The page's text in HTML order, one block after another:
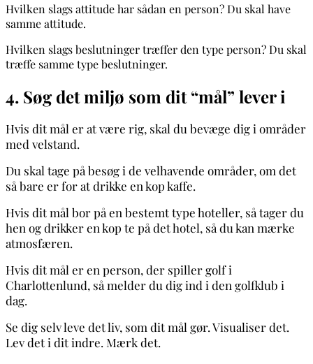
Hvilken slags attitude har sådan en person? Du skal have
samme attitude.
Hvilken slags beslutninger træffer den type person? Du skal
træffe samme type beslutninger.
4. Søg det miljø som dit “mål” lever i
Hvis dit mål er at være rig, skal du bevæge dig i områder
med velstand.
Du skal tage på besøg i de velhavende områder, om det
så bare er for at drikke en kop kaffe.
Hvis dit mål bor på en bestemt type hoteller, så tager du
hen og drikker en kop te på det hotel, så du kan mærke
atmosfæren.
Hvis dit mål er en person, der spiller golf i
Charlottenlund, så melder du dig ind i den golfklub i
dag.
Se dig selv leve det liv, som dit mål gør. Visualiser det.
Lev det i dit indre. Mærk det.